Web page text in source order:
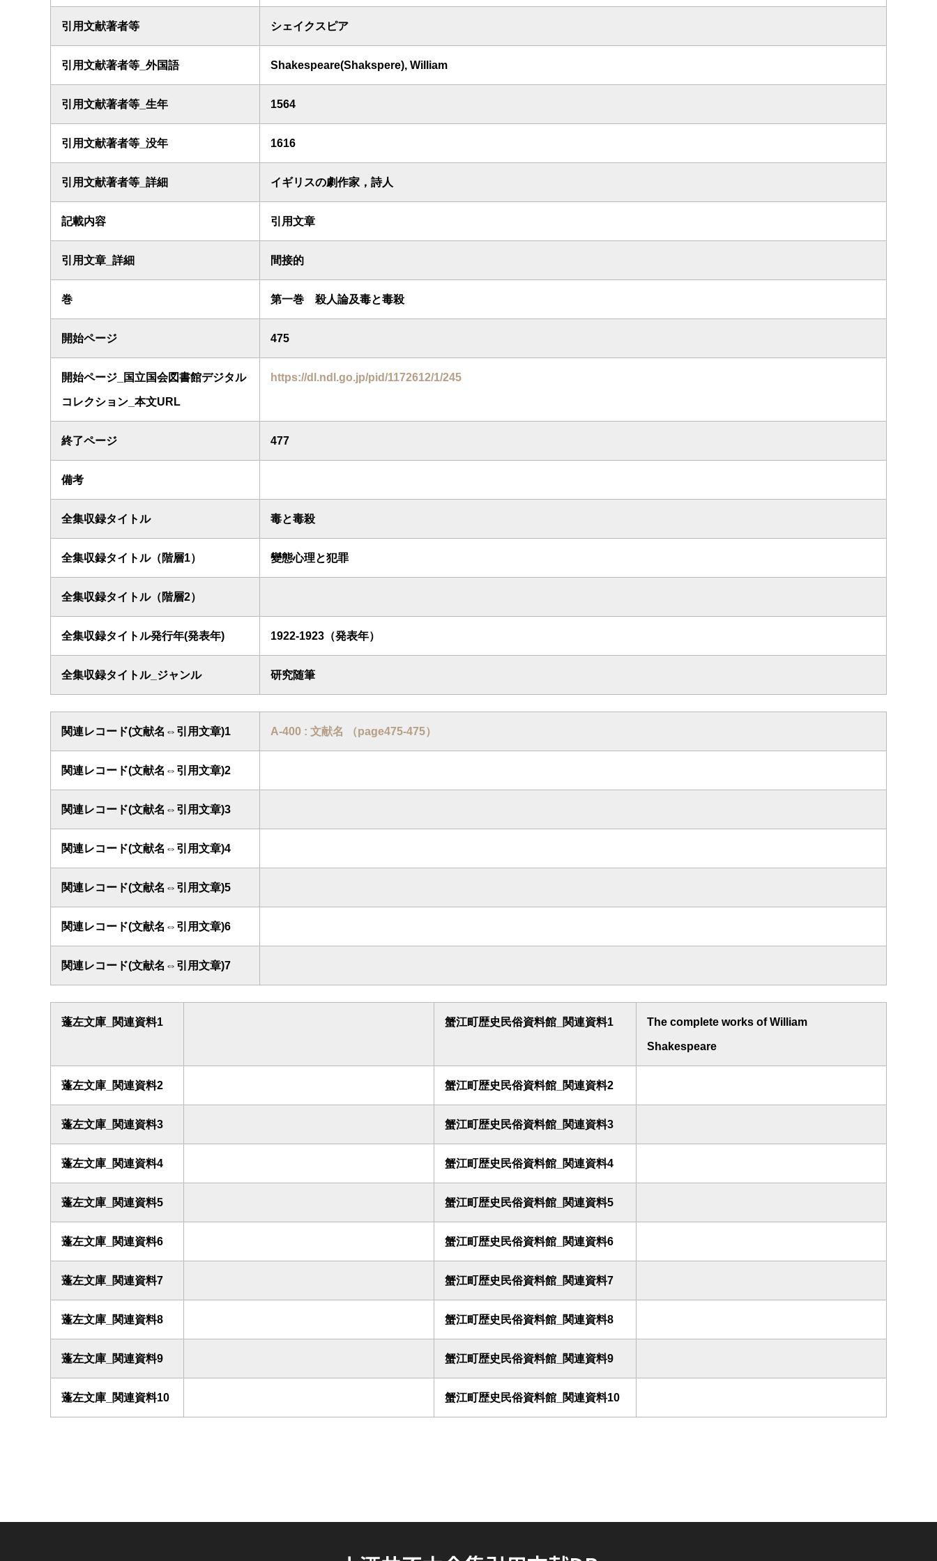
引用文献著者等 シェイクスピア
引用文献著者等_外国語 Shakespeare(Shakspere), William
引用文献著者等_生年 1564
引用文献著者等_没年 1616
引用文献著者等_詳細 イギリスの劇作家，詩人
記載内容 引用文章
引用文章_詳細 間接的
巻 第一巻 殺人論及毒と毒殺
開始ページ 475
開始ページ_国立国会図書館デジタル
コレクション_本文URL
https://dl.ndl.go.jp/pid/1172612/1/245
終了ページ 477
備考
全集収録タイトル 毒と毒殺
全集収録タイトル（階層1） 變態心理と犯罪
全集収録タイトル（階層2）
全集収録タイトル発行年(発表年) 1922-1923（発表年）
全集収録タイトル_ジャンル 研究随筆
関連レコード(文献名⇔引用文章)1 A-400 : 文献名 （page475-475）
関連レコード(文献名⇔引用文章)2
関連レコード(文献名⇔引用文章)3
関連レコード(文献名⇔引用文章)4
関連レコード(文献名⇔引用文章)5
関連レコード(文献名⇔引用文章)6
関連レコード(文献名⇔引用文章)7
蓬左文庫_関連資料1 蟹江町歴史民俗資料館_関連資料1 The complete works of William
Shakespeare
蓬左文庫_関連資料2 蟹江町歴史民俗資料館_関連資料2
蓬左文庫_関連資料3 蟹江町歴史民俗資料館_関連資料3
蓬左文庫_関連資料4 蟹江町歴史民俗資料館_関連資料4
蓬左文庫_関連資料5 蟹江町歴史民俗資料館_関連資料5
蓬左文庫_関連資料6 蟹江町歴史民俗資料館_関連資料6
蓬左文庫_関連資料7 蟹江町歴史民俗資料館_関連資料7
蓬左文庫_関連資料8 蟹江町歴史民俗資料館_関連資料8
蓬左文庫_関連資料9 蟹江町歴史民俗資料館_関連資料9
蓬左文庫_関連資料10 蟹江町歴史民俗資料館_関連資料10